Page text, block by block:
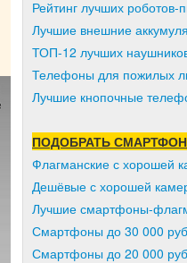
Рейтинг лучших роботов-
Лучшие внешние
ТОП-12 лучших
Телефоны для пожилых
Лучшие кнопочные
ПОДОБРАТЬ
Флагманские с хорошей
Дешёвые с хорошей
Лучшие смартфоны-
Смартфоны до 30 000
Смартфоны до 20 000